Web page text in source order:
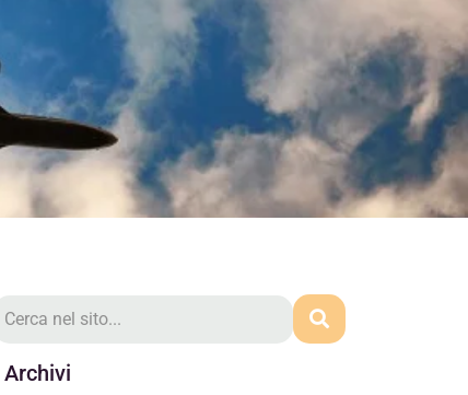
Archivi